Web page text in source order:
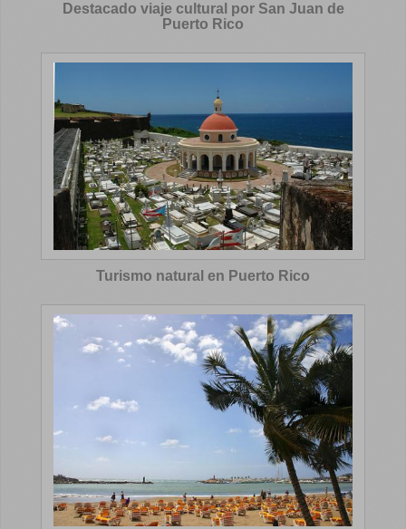
Destacado viaje cultural por San Juan de
Puerto Rico
Turismo natural en Puerto Rico